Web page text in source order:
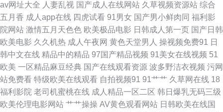
看 国产在8p 久久肏屄 欧美浮力影院 日日夜夜欢毛片 亚洲午夜居场 91丝袜
白丝自慰潮睡91 国产浮力第一影院 久久精品综合在线 人妻导航av 四虎成人
伦理 尤物91在线网站 91视频网站链接 成人论理视屏 国内精品338 免费人成
自尉网站 色色欧美 中文字幕熟女青草 99热在只有 大香蕉玖玖爱 激情视频免
费看 欧洲色综合 午夜小电影se 91黑丝变态 av资源观看 狠狠超碰日韩三级
av网址大全 人妻乱视 国产成人在线网站 久草视频资源站 综合
五月香 成人app在线 四虎试看 91男女 国产男小鲜肉同 福利影
院网站 激情五月天色色 欧美极品电影 日韩成人第一页 国产日韩
欧美电影 久久机热 成人午夜网 黄色天堂男人 操视频免费91 日
韩中文在线 精品中的精品 97国产精品视频 91美女在线视频 51
欧美 一区精品麻豆经典 国产在线观看资源 波多野洁衣视频 污网
站免费看 特级欧美在线观看 自拍视频91 91艹艹 久草网在线 18
福利影院 老司机蜜桃在线 成人精品一区二区 韩日爆乳无码三级
欧美伦理电影网站 艹艹操操 AV黄色观看网站 日韩欧美在线国